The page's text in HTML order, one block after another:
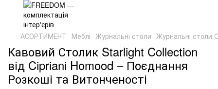
АСОРТИМЕНТ Меблі Журнальні столи Журнальні столи
Кавовий Столик Starlight Collection
від Cipriani Homood – Поєднання
Розкоші та Витонченості